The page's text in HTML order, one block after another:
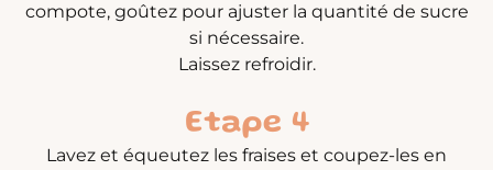
compote, goûtez pour ajuster la quantité de sucre
si nécessaire.
Laissez refroidir.
Etape 4
Lavez et équeutez les fraises et coupez-les en